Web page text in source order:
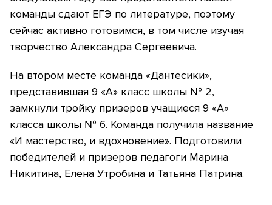
команды сдают ЕГЭ по литературе, поэтому
сейчас активно готовимся, в том числе изучая
творчество Александра Сергеевича.
На втором месте команда «Дантесики»,
представившая 9 «А» класс школы № 2,
замкнули тройку призеров учащиеся 9 «А»
класса школы № 6. Команда получила название
«И мастерство, и вдохновение». Подготовили
победителей и призеров педагоги Марина
Никитина, Елена Утробина и Татьяна Патрина.